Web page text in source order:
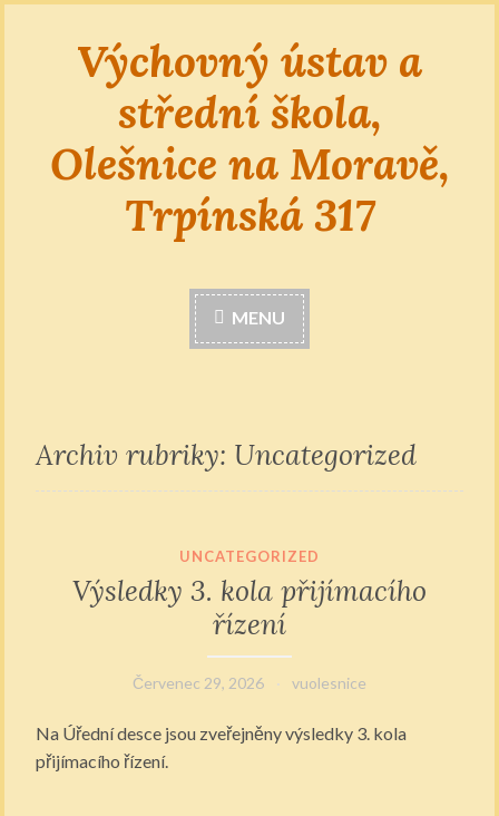
Výchovný ústav a
střední škola,
Olešnice na Moravě,
Trpínská 317
MENU
Archiv rubriky: Uncategorized
UNCATEGORIZED
Výsledky 3. kola přijímacího
řízení
Červenec 29, 2026 vuolesnice
Na Úřední desce jsou zveřejněny výsledky 3. kola
přijímacího řízení.